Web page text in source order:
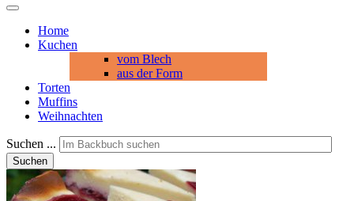
Home
Kuchen
vom Blech
aus der Form
Torten
Muffins
Weihnachten
Suchen ...
Suchen